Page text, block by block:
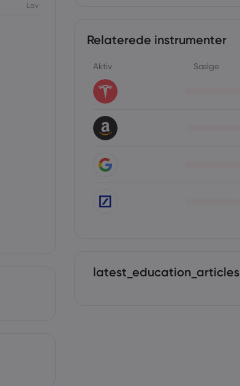
Lav
Relaterede instrumenter
Aktiv Sælge
latest_education_articles